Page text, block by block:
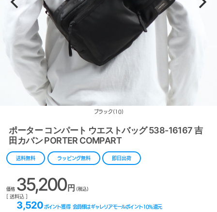
ブラック(10)
ポーター コンパート ウエストバッグ 538-16167 吉
田カバン PORTER COMPART
送料無料 ラッピング無料 即日出荷
価格 35,200円 (税込)
[ 送料込 ]
3,520 ポイント獲得 会員様はギャレリアモールポイント10%還元